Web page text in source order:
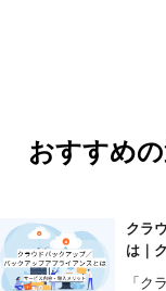
おすすめ
クラ
は｜
「ク